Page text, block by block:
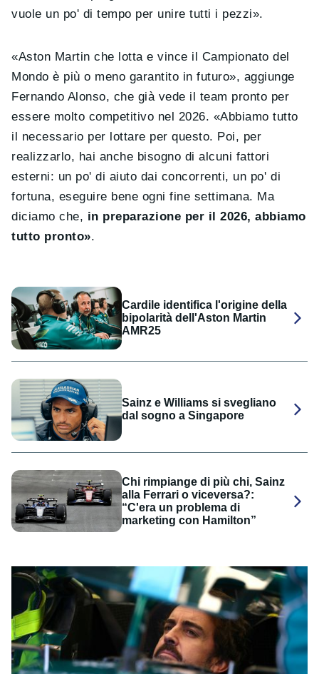
vuole un po' di tempo per unire tutti i pezzi».
«Aston Martin che lotta e vince il Campionato del
Mondo è più o meno garantito in futuro», aggiunge
Fernando Alonso, che già vede il team pronto per
essere molto competitivo nel 2026. «Abbiamo tutto
il necessario per lottare per questo. Poi, per
realizzarlo, hai anche bisogno di alcuni fattori
esterni: un po' di aiuto dai concorrenti, un po' di
fortuna, eseguire bene ogni fine settimana. Ma
diciamo che, in preparazione per il 2026, abbiamo
tutto pronto».
Cardile identifica l'origine della
bipolarità dell'Aston Martin
AMR25
Sainz e Williams si svegliano
dal sogno a Singapore
Chi rimpiange di più chi, Sainz
alla Ferrari o viceversa?:
“C'era un problema di
marketing con Hamilton”